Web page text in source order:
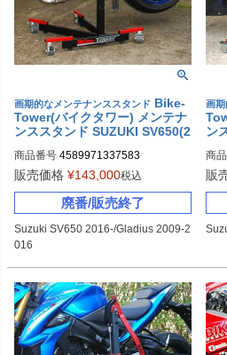
画期的なメンテナンススタンド Bike-
Tower(バイクタワー) メンテナ
ンススタンド SUZUKI SV650(2
商品番号 4589971337583
販売価格 ¥143,000税込
廃番/販売終了
Suzuki SV650 2016-/Gladius 2009-2
016
画期
ン
商
販